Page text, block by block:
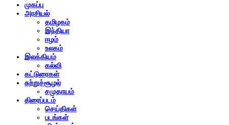
முகப்பு
அரசியல்
தமிழகம்
இந்தியா
ஈழம்
உலகம்
இலக்கியம்
கல்வி
கட்டுரைகள்
சுற்றுச்சூழல்
சமுதாயம்
திரைப்படம்
செய்திகள்
படங்கள்